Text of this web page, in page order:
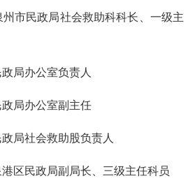
民政局社会救助科科长、一级主
办公室负责人
办公室副主任
社会救助股负责人
民政局副局长、三级主任科员